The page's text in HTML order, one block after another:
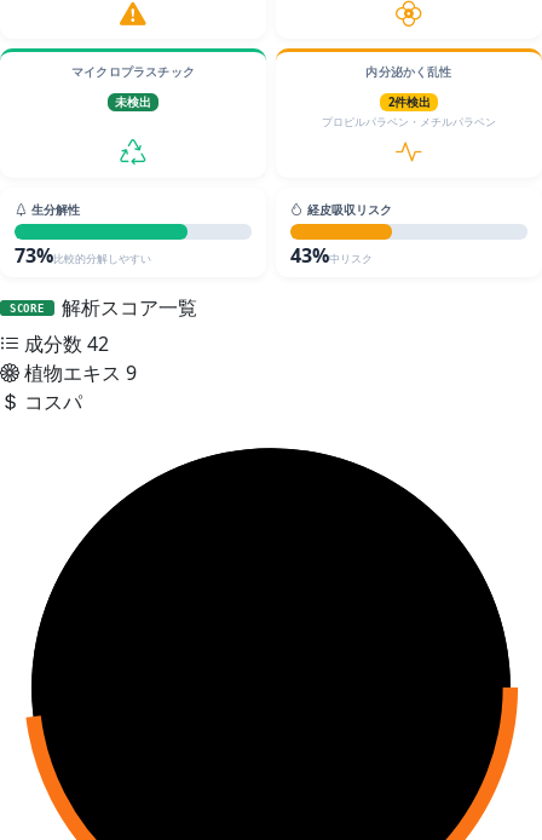
マイクロプラスチック
未検出
内分泌かく乱性
2件検出
プロピルパラベン・メチルパラベン
生分解性
73%比較的分解しやすい
経皮吸収リスク
43%中リスク
SCORE
解析スコア一覧
成分数 42
植物エキス 9
コスパ